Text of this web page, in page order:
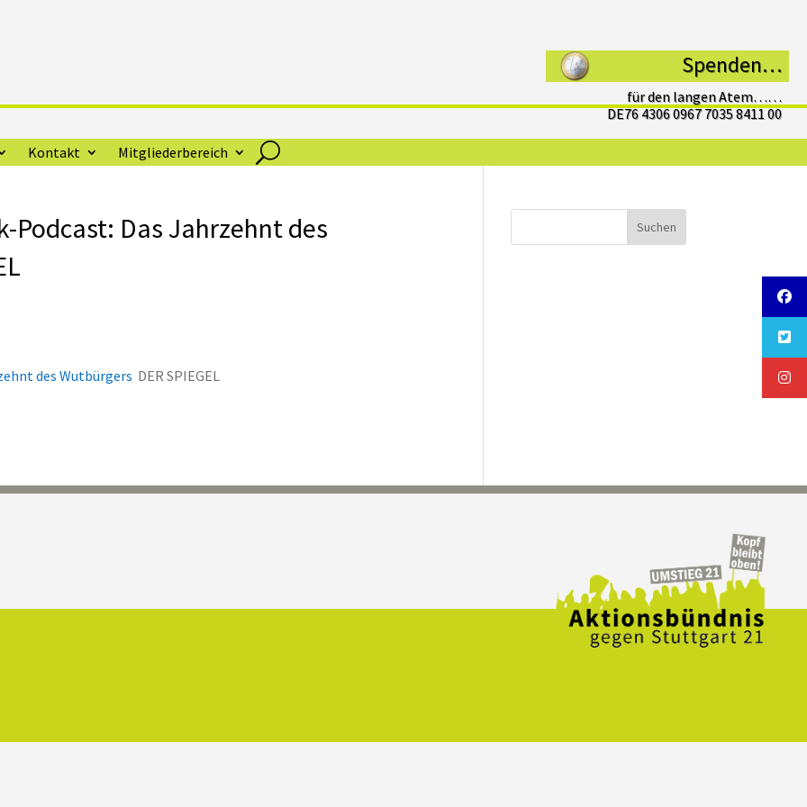
Spenden…
für den langen Atem……
DE76 4306 0967 7035 8411 00
Kontakt Mitgliederbereich
Podcast: Das Jahrzehnt des
des Wutbürgers DER SPIEGEL
Suchen